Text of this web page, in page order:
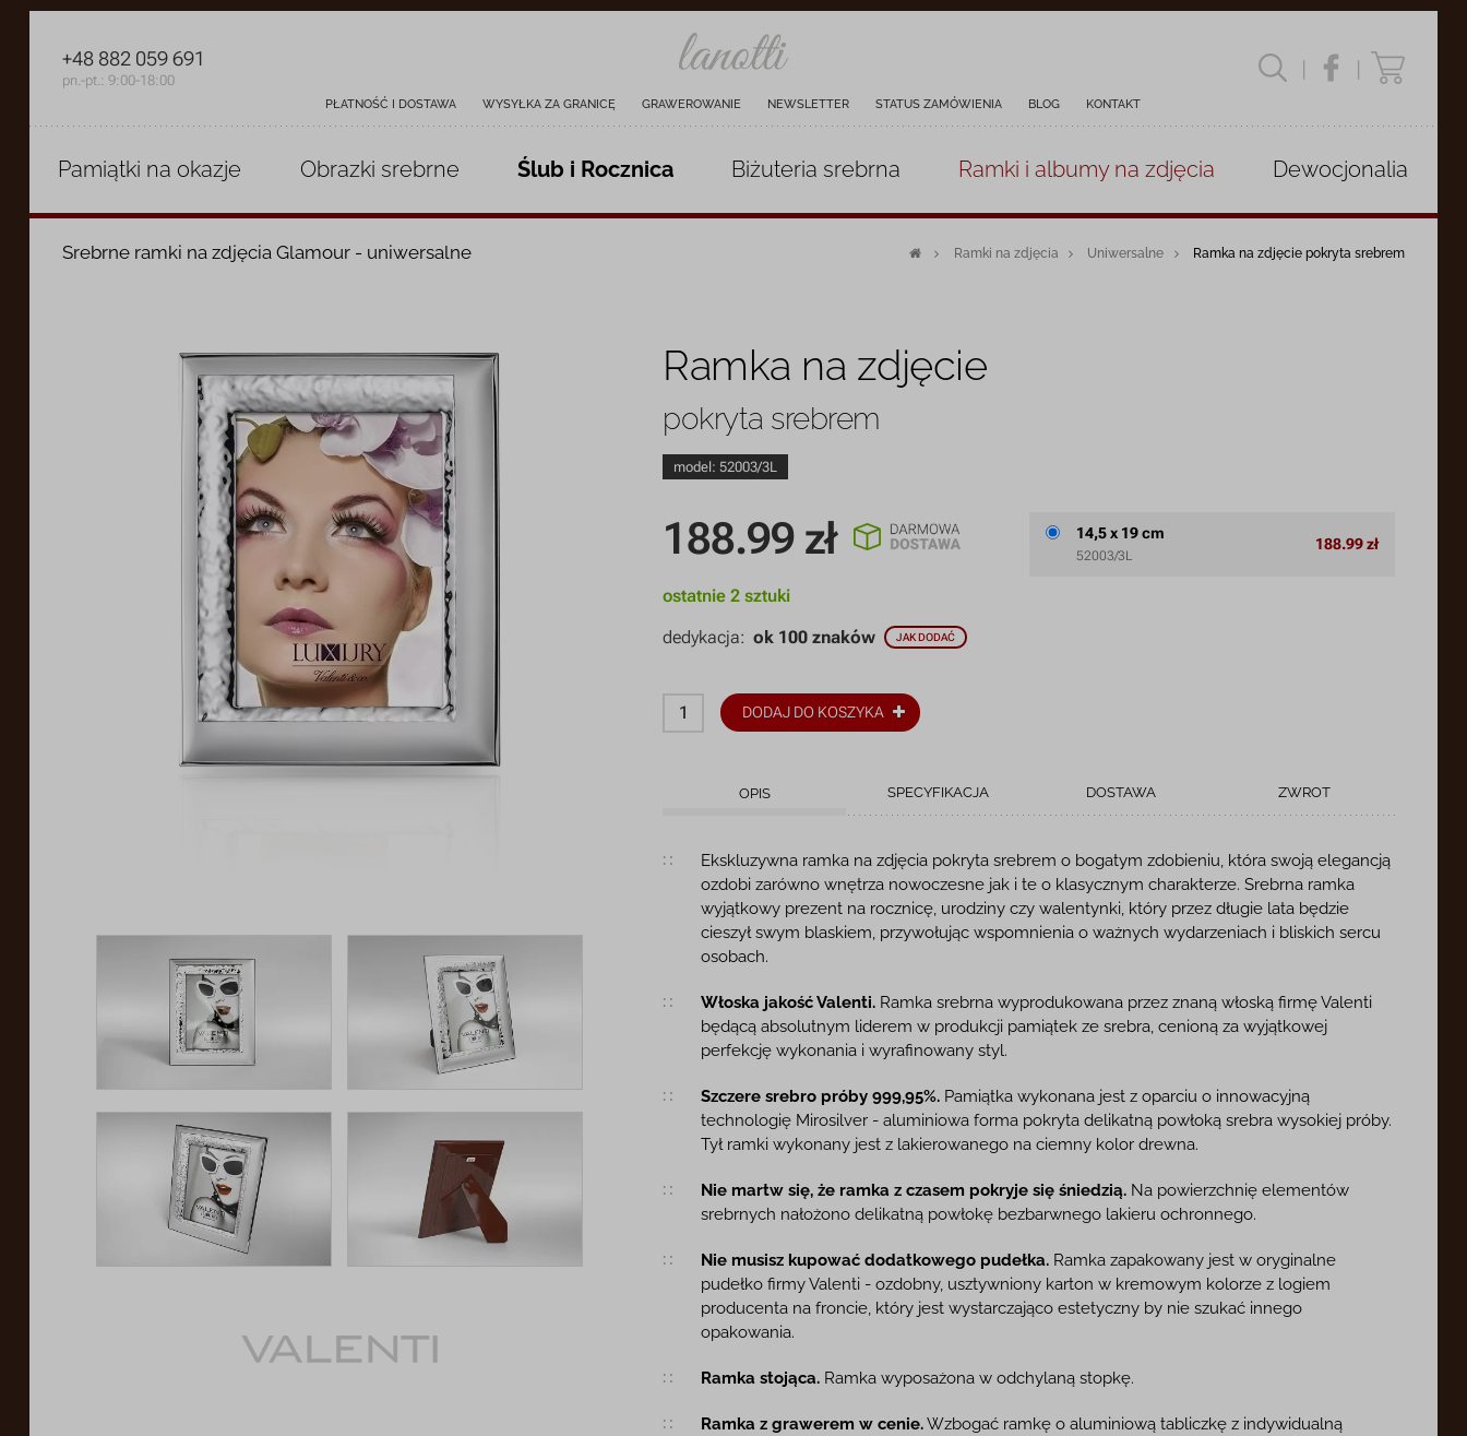
PŁATNOŚĆ I DOSTAWA WYSYŁKA ZA GRANICĘ GRAWEROWANIE NEWSLETTER STATUS ZAMÓWIENIA BLOG KONTAKT
| |
+48 882 059 691
pn.-pt.: 9:00-18:00
Pamiątki na okazje Obrazki srebrne Ślub i Rocznica Biżuteria srebrna Ramki i albumyna zdjęcia Dewocjonalia
Srebrne ramki na zdjęcia Glamour - uniwersalne Ramki na zdjęcia Uniwersalne Ramka na zdjęcie pokryta srebrem
Ramka na zdjęcie
pokryta srebrem
model:52003/3L
188.99 zł
ostatnie 2 sztuki
dedykacja:ok 100 znaków JAK DODAĆ
DODAJ DO KOSZYKA
14,5 x 19 cm
52003/3L
188.99 zł
OPIS SPECYFIKACJA DOSTAWA ZWROT
Opis produktu
Ekskluzywna ramka na zdjęcia pokryta srebrem o bogatym zdobieniu, która swoją elegancją
ozdobi zarówno wnętrza nowoczesne jak i te o klasycznym charakterze. Srebrna ramka
wyjątkowy prezent na rocznicę, urodziny czy walentynki, który przez długie lata będzie
cieszył swym blaskiem, przywołując wspomnienia o ważnych wydarzeniach i bliskich sercu
osobach.
Włoska jakość Valenti. Ramka srebrna wyprodukowana przez znaną włoską firmę Valenti
będącą absolutnym liderem w produkcji pamiątek ze srebra, cenioną za wyjątkowej
perfekcję wykonania i wyrafinowany styl.
Szczere srebro próby 999,95%. Pamiątka wykonana jest z oparciu o innowacyjną
technologię Mirosilver - aluminiowa forma pokryta delikatną powłoką srebra wysokiej próby.
Tył ramki wykonany jest z lakierowanego na ciemny kolor drewna.
Nie martw się, że ramka z czasem pokryje się śniedzią. Na powierzchnię elementów
srebrnych nałożono delikatną powłokę bezbarwnego lakieru ochronnego.
Nie musisz kupować dodatkowego pudełka. Ramka zapakowany jest w oryginalne
pudełko firmy Valenti - ozdobny, usztywniony karton w kremowym kolorze z logiem
producenta na froncie, który jest wystarczająco estetyczny by nie szukać innego
opakowania.
Ramka stojąca. Ramka wyposażona w odchylaną stopkę.
Ramka z grawerem w cenie.Wzbogać ramkę o aluminiową tabliczkę z indywidualną